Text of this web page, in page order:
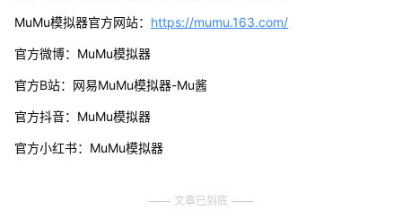
MuMu模拟器官方网站： https://mumu.163.com/
官方微博：MuMu模拟器
官方B站：网易MuMu模拟器-Mu酱
官方抖音：MuMu模拟器
官方小红书：MuMu模拟器
文章已到底